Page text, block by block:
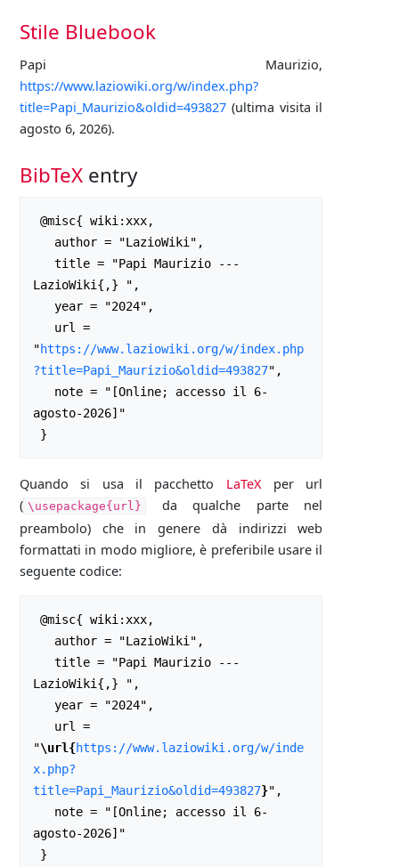
Stile Bluebook
Papi Maurizio,
https://www.laziowiki.org/w/index.php?
title=Papi_Maurizio&oldid=493827 (ultima visita il
agosto 6, 2026).
BibTeX entry
LazioWiki{,} ",
"https://www.laziowiki.org/w/index.php
?title=Papi_Maurizio&oldid=493827",
agosto-2026]"
Quando si usa il pacchetto LaTeXper url
( \usepackage{url}
da qualche parte nel
preambolo) che in genere dà indirizzi web
formattati in modo migliore, è preferibile usare il
seguente codice:
LazioWiki{,} ",
"\url{https://www.laziowiki.org/w/inde
x.php?
title=Papi_Maurizio&oldid=493827}",
agosto-2026]"